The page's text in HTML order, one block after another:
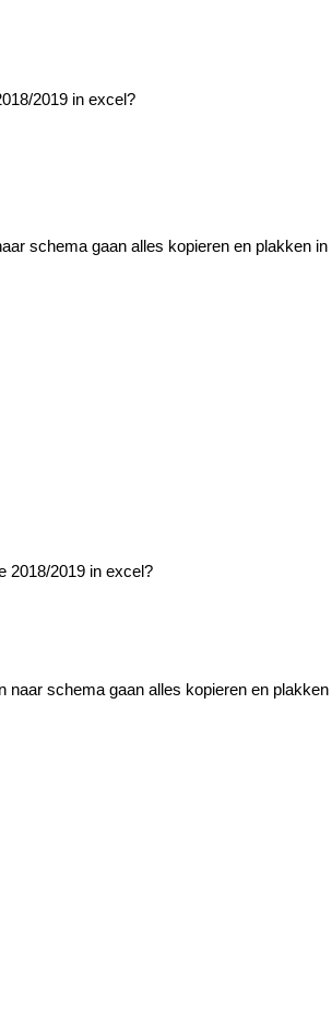
2019 in excel?
schema gaan alles kopieren en plakken
2018/2019 in excel?
schema gaan alles kopieren en